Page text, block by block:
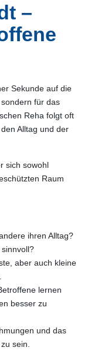
–
Sekunde auf die
für das
Reha folgt oft
Alltag und der
sich sowohl
Raum
ihren Alltag?
aber auch kleine
lernen
besser zu
und das
sein.